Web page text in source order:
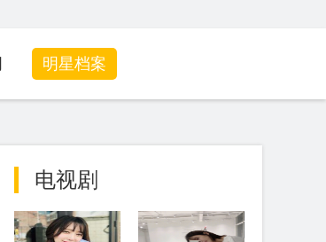
明星档案
电视剧